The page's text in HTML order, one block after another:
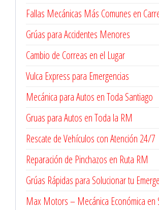
Fallas Mecánicas Más Comunes en
Grúas para Accidentes Menores
Cambio de Correas en el Lugar
Vulca Express para Emergencias
Mecánica para Autos en Toda Santiago
Gruas para Autos en Toda la RM
Rescate de Vehículos con Atención 24/7
Reparación de Pinchazos en Ruta RM
Grúas Rápidas para Solucionar tu
Max Motors – Mecánica Económica en